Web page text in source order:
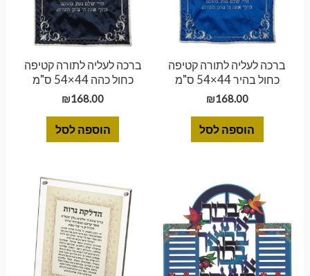
ברכה לעליה לתורה קטיפה
כחול בהיר 44×54 ס"מ
₪168.00
הוספה לסל
ברכה לעליה לתורה קטיפה
כחול כהה 44×54 ס"מ
₪168.00
הוספה לסל